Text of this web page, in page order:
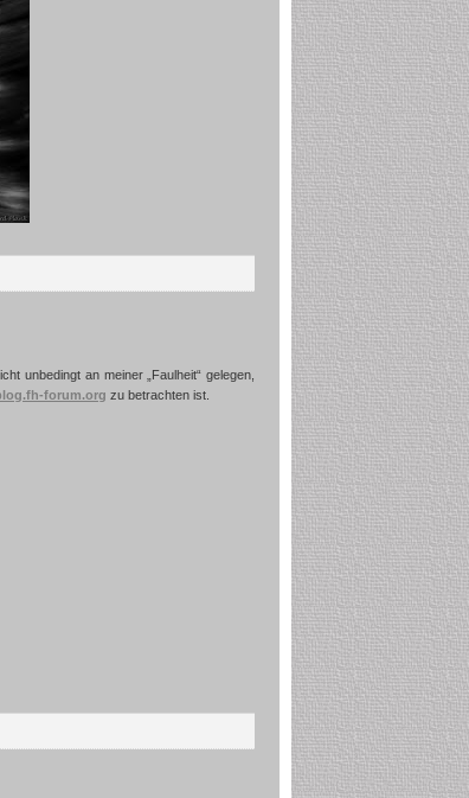
unbedingt an meiner „Faulheit“ gelegen,
forum.org zu betrachten ist.